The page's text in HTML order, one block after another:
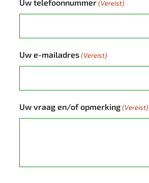
Uw telefoonnummer (Vereist)
Uw e-mailadres (Vereist)
Uw vraag en/of opmerking (Vereist)